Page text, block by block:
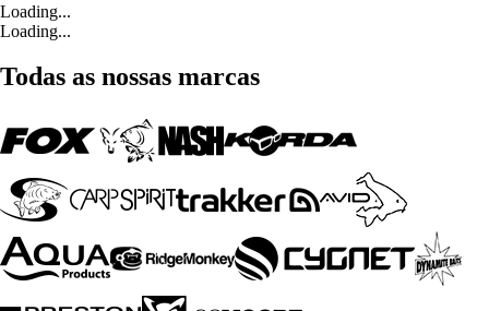
Loading...
Loading...
Todas as nossas marcas